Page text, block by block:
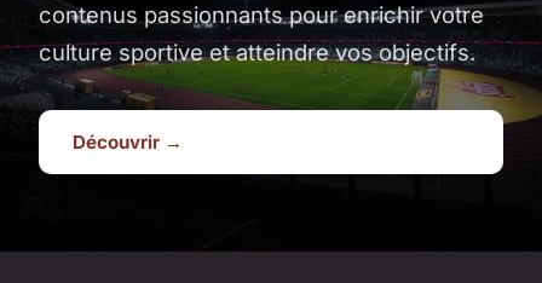
contenus passionnants pour enrichir votre
culture sportive et atteindre vos objectifs.
Découvrir →